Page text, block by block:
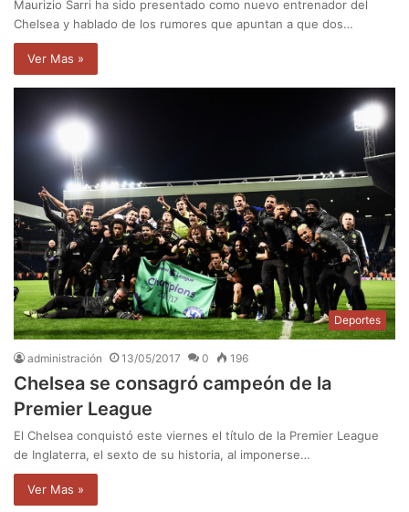
Maurizio Sarri ha sido presentado como nuevo entrenador del
Chelsea y hablado de los rumores que apuntan a que dos…
Ver Mas »
Deportes
administración 13/05/2017 0 196
Chelsea se consagró campeón de la
Premier League
El Chelsea conquistó este viernes el título de la Premier League
de Inglaterra, el sexto de su historia, al imponerse…
Ver Mas »